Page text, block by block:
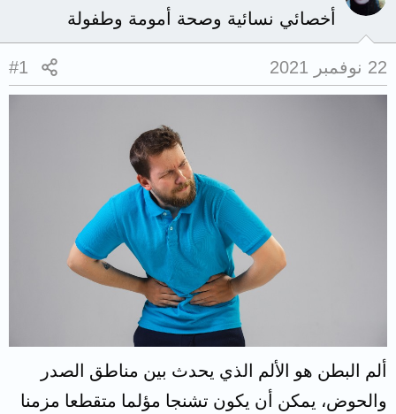
أخصائي نسائية وصحة أمومة وطفولة
22 نوفمبر 2021 #1
ألم البطن هو الألم الذي يحدث بين مناطق الصدر
والحوض، يمكن أن يكون تشنجا مؤلما متقطعا مزمنا